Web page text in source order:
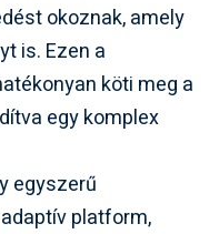
okoznak, amely
is. Ezen a
köti meg a
egy komplex
egyszerű
platform,